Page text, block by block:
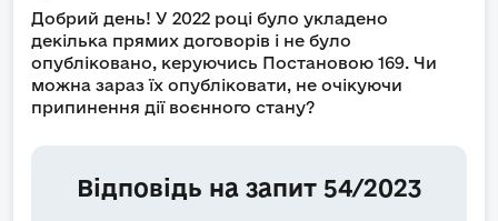
Добрий день! У 2022 році було укладено
декілька прямих договорів і не було
опубліковано, керуючись Постановою 169. Чи
можна зараз їх опубліковати, не очікуючи
припинення дії воєнного стану?
Відповідь на запит 54/2023